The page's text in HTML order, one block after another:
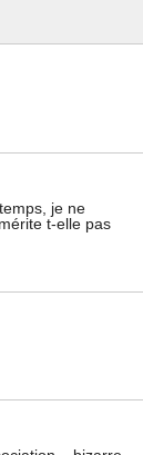
je ne
t-elle pas